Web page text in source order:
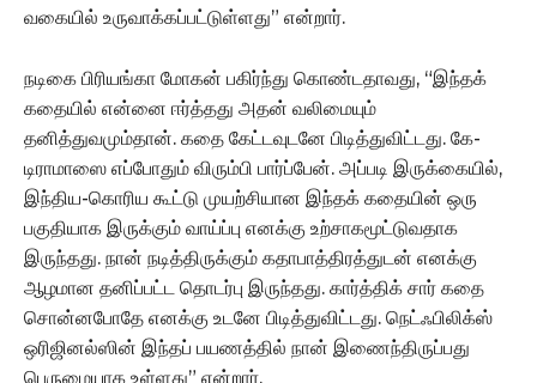
வகையில் உருவாக்கப்பட்டுள்ளது” என்றார்.
நடிகை பிரியங்கா மோகன் பகிர்ந்து கொண்டதாவது, “இந்தக்
கதையில் என்னை ஈர்த்தது அதன் வலிமையும்
தனித்துவமும்தான். கதை கேட்டவுடனே பிடித்துவிட்டது. கே-
டிராமாஸை எப்போதும் விரும்பி பார்ப்பேன். அப்படி இருக்கையில்,
இந்திய-கொரிய கூட்டு முயற்சியான இந்தக் கதையின் ஒரு
பகுதியாக இருக்கும் வாய்ப்பு எனக்கு உற்சாகமூட்டுவதாக
இருந்தது. நான் நடித்திருக்கும் கதாபாத்திரத்துடன் எனக்கு
ஆழமான தனிப்பட்ட தொடர்பு இருந்தது. கார்த்திக் சார் கதை
சொன்னபோதே எனக்கு உடனே பிடித்துவிட்டது. நெட்ஃபிலிக்ஸ்
ஒரிஜினல்ஸின் இந்தப் பயணத்தில் நான் இணைந்திருப்பது
பெருமையாக உள்ளது” என்றார்.